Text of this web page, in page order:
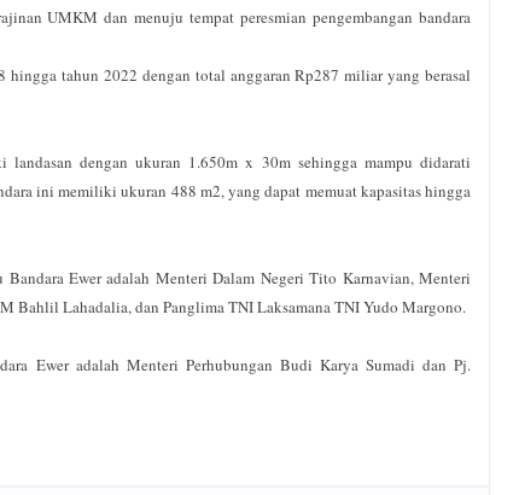
UMKM dan menuju tempat peresmian pengembangan bandara
hingga tahun 2022 dengan total anggaran Rp287 miliar yang berasal
dengan ukuran 1.650m x 30m sehingga mampu didarati
ini memiliki ukuran 488 m2, yang dapat memuat kapasitas hingga
Ewer adalah Menteri Dalam Negeri Tito Karnavian, Menteri
Bahlil Lahadalia, dan Panglima TNI Laksamana TNI Yudo Margono.
Ewer adalah Menteri Perhubungan Budi Karya Sumadi dan Pj.